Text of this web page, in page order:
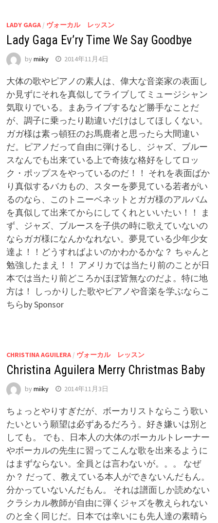
LADY GAGA/ ヴォーカル レッスン
Lady Gaga Ev’ry Time We Say Goodbye
by miiky 2014年11月4日
大体の歌やピアノの素人は、偉大な音楽家の表面し
か見ずにそれを真似してライブしてミュージシャン
気取りでいる。まあライブするなど勝手なことだ
が、調子に乗ったり勘違いだけはしてほしくない。
ガガ様は素っ頓狂のお馬鹿者と思ったら大間違い
だ。ピアノだって自由に弾けるし、ジャズ、ブルー
スなんでも出来ている上で奇抜な格好をしてロッ
ク・ポップスをやっているのだ！！ それを表面ばか
り真似するバカもの、スターを夢見ている若者がい
るのなら、このトニーベネットとガガ様のアルバム
を真似して出来てからにしてくれといいたい！！ ま
ず、ジャズ、ブルースを子供の時に歌えていないの
ならガガ様になんかなれない。夢見ている少年少女
達よ！！どうすればよいのかわかるかな？ ちゃんと
勉強したまえ！！ アメリカでは当たり前のことが日
本では当たり前どころかほぼ皆無なのだよ。特に地
方は！ しっかりした歌やピアノや音楽を学ぶならこ
ちらby Sponsor
CHRISTINA AGUILERA/ ヴォーカル レッスン
Christina Aguilera Merry Christmas Baby
by miiky 2014年11月3日
ちょっとやりすぎだが、ボーカリストならこう歌い
たいという願望は必ずあるだろう。好き嫌いは別と
しても。 でも、日本人の大体のボーカルトレーナー
やボーカルの先生に習ってこんな歌を出来るように
はまずならない。全員とは言わないが。。。 なぜ
か？ だって、教えている本人ができないんだもん。
分かっていないんだもん。 それは譜面しか読めない
クラシカル教師が自由に弾くジャズを教えられない
のと全く同じだ。日本では幸いにも先人達の素晴ら